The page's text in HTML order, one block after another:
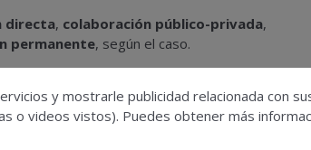
directa, colaboración público-privada,
permanente, según el caso.
declaradas tensionadaso en proceso
y mostrarle publicidad relacionada con
o videos vistos). Puedes obtener más